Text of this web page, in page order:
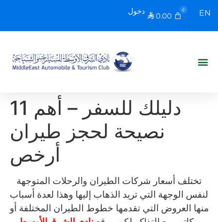
EN
0.00
0 دخول
دليلك للسفر – أهم 11
نصيحة لحجز طيران
أرخص
تختلف أسعار شركات الطيران والرحلات المتوجهة
لنفس الوجهة التي تريد الذهاب إليها وهذا لعدة أسباب
منها العروض التي تقدمها خطوط الطيران المختلفة أو